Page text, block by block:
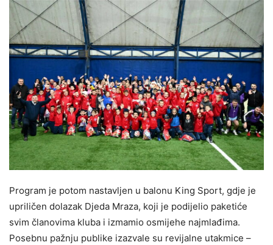
Program je potom nastavljen u balonu King Sport, gdje je
upriličen dolazak Djeda Mraza, koji je podijelio paketiće
svim članovima kluba i izmamio osmijehe najmlađima.
Posebnu pažnju publike izazvale su revijalne utakmice –